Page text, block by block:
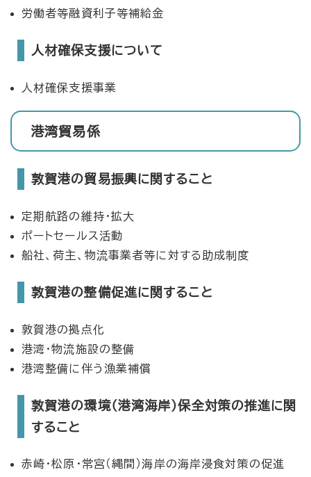
労働者等融資利子等補給金
人材確保支援について
人材確保支援事業
港湾貿易係
敦賀港の貿易振興に関すること
定期航路の維持・拡大
ポートセールス活動
船社、荷主、物流事業者等に対する助成制度
敦賀港の整備促進に関すること
敦賀港の拠点化
港湾・物流施設の整備
港湾整備に伴う漁業補償
敦賀港の環境（港湾海岸）保全対策の推進に関
すること
赤崎・松原・常宮（縄間）海岸の海岸浸食対策の促進